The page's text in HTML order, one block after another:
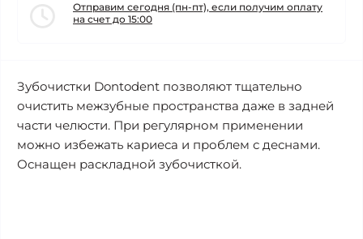
Отправим сегодня (пн-пт), если получим оплату
на счет до 15:00
Зубочистки Dontodent позволяют тщательно
очистить межзубные пространства даже в задней
части челюсти. При регулярном применении
можно избежать кариеса и проблем с деснами.
Оснащен раскладной зубочисткой.